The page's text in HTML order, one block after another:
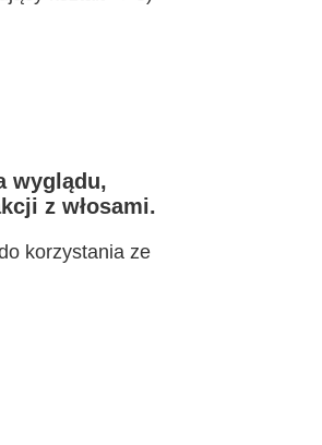
wyglądu,
z włosami.
korzystania ze